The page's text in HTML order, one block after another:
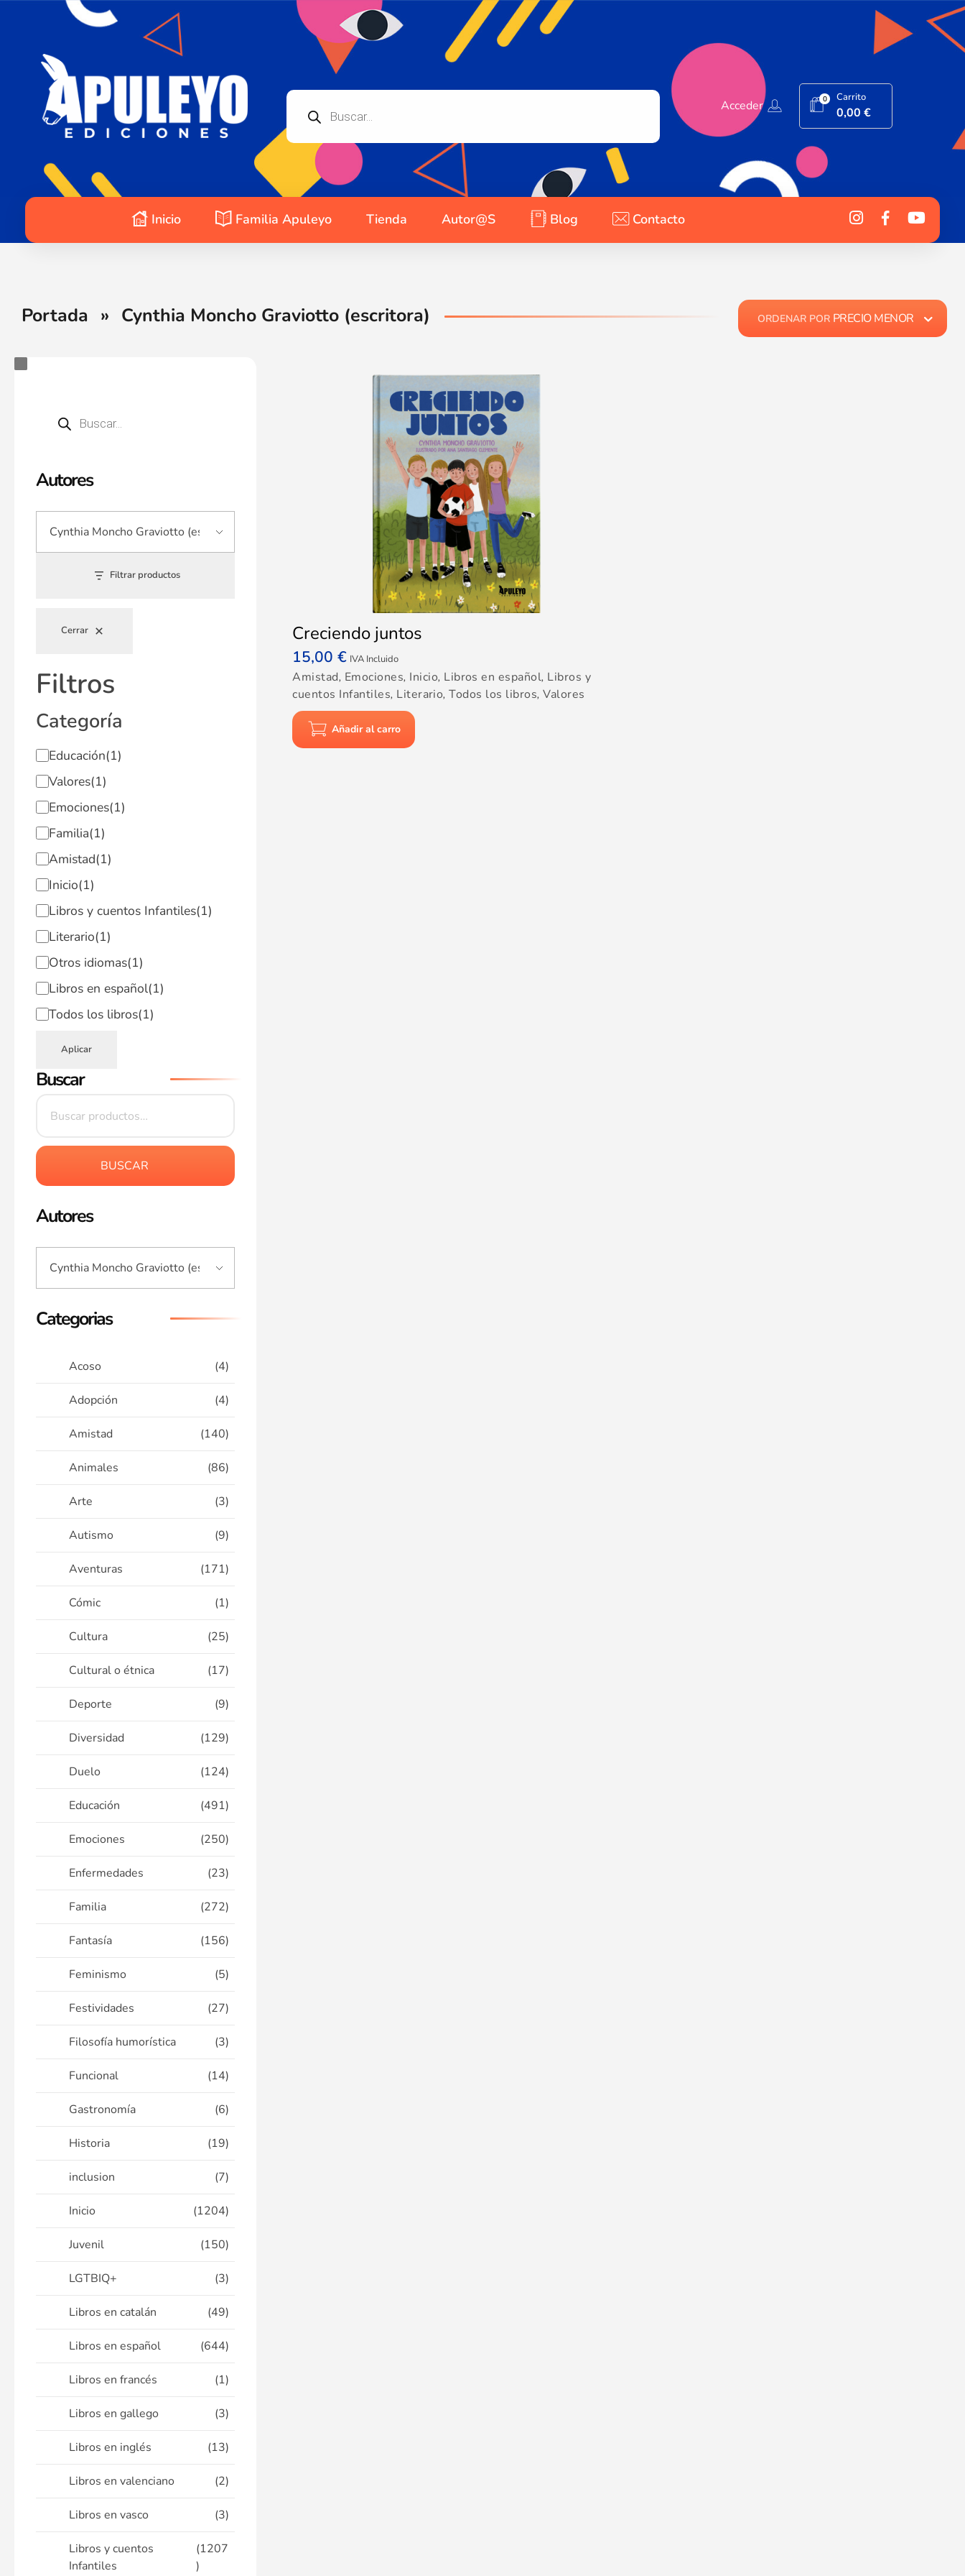
Acceder 0 Carrito
0,00€
Inicio Familia Apuleyo Tienda Autor@s Blog Contacto
Portada » Cynthia Moncho Graviotto (escritora)
Autores
Filtrar productos
Cerrar
Filtros
Categoría
Educación(1)
Valores(1)
Emociones(1)
Familia(1)
Amistad(1)
Inicio(1)
Libros y cuentos Infantiles(1)
Literario(1)
Otros idiomas(1)
Libros en español(1)
Todos los libros(1)
Aplicar
Buscar
BUSCAR
Autores
Categorias
Acoso (4)
Adopción (4)
Amistad (140)
Animales (86)
Arte (3)
Autismo (9)
Aventuras (171)
Cómic (1)
Cultura (25)
Cultural o étnica (17)
Deporte (9)
Diversidad (129)
Duelo (124)
Educación (491)
Emociones (250)
Enfermedades (23)
Familia (272)
Fantasía (156)
Feminismo (5)
Festividades (27)
Filosofía humorística (3)
Funcional (14)
Gastronomía (6)
Historia (19)
inclusion (7)
Inicio (1204)
Juvenil (150)
LGTBIQ+ (3)
Libros en catalán (49)
Libros en español (644)
Libros en francés (1)
Libros en gallego (3)
Libros en inglés (13)
Libros en valenciano (2)
Libros en vasco (3)
Libros y cuentos
Infantiles
(1207
)
ORDENAR POR PRECIO MENOR
Creciendo juntos
15,00€ IVA Incluido
Amistad, Emociones, Inicio, Libros en español, Libros y
cuentos Infantiles, Literario,Todos los libros,Valores
Añadir al carro